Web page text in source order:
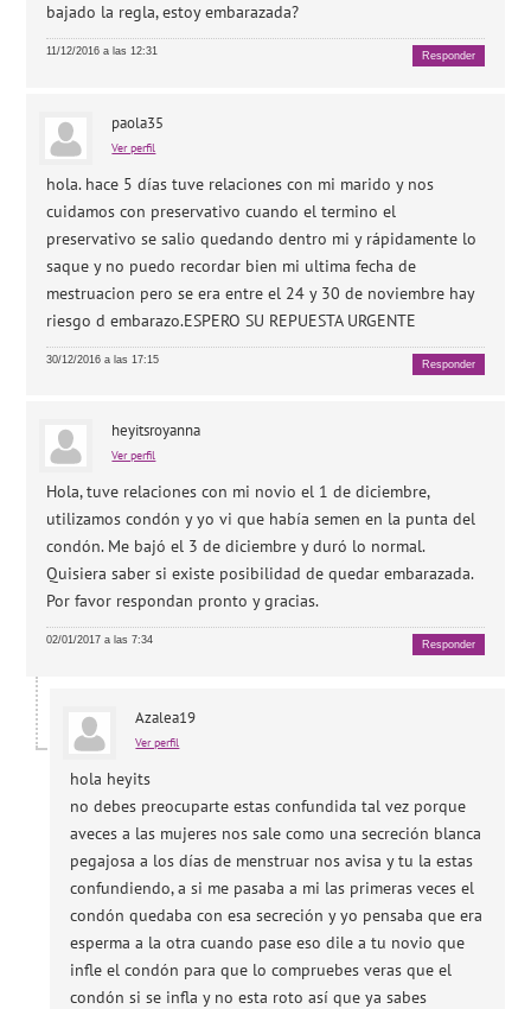
bajado la regla, estoy embarazada?
11/12/2016 a las 12:31 Responder
paola35
Ver perfil
hola. hace 5 días tuve relaciones con mi marido y nos
cuidamos con preservativo cuando el termino el
preservativo se salio quedando dentro mi y rápidamente lo
saque y no puedo recordar bien mi ultima fecha de
mestruacion pero se era entre el 24 y 30 de noviembre hay
riesgo d embarazo.ESPERO SU REPUESTA URGENTE
30/12/2016 a las 17:15 Responder
heyitsroyanna
Ver perfil
Hola, tuve relaciones con mi novio el 1 de diciembre,
utilizamos condón y yo vi que había semen en la punta del
condón. Me bajó el 3 de diciembre y duró lo normal.
Quisiera saber si existe posibilidad de quedar embarazada.
Por favor respondan pronto y gracias.
02/01/2017 a las 7:34 Responder
Azalea19
Ver perfil
hola heyits
no debes preocuparte estas confundida tal vez porque
aveces a las mujeres nos sale como una secreción blanca
pegajosa a los días de menstruar nos avisa y tu la estas
confundiendo, a si me pasaba a mi las primeras veces el
condón quedaba con esa secreción y yo pensaba que era
esperma a la otra cuando pase eso dile a tu novio que
infle el condón para que lo compruebes veras que el
condón si se infla y no esta roto así que ya sabes